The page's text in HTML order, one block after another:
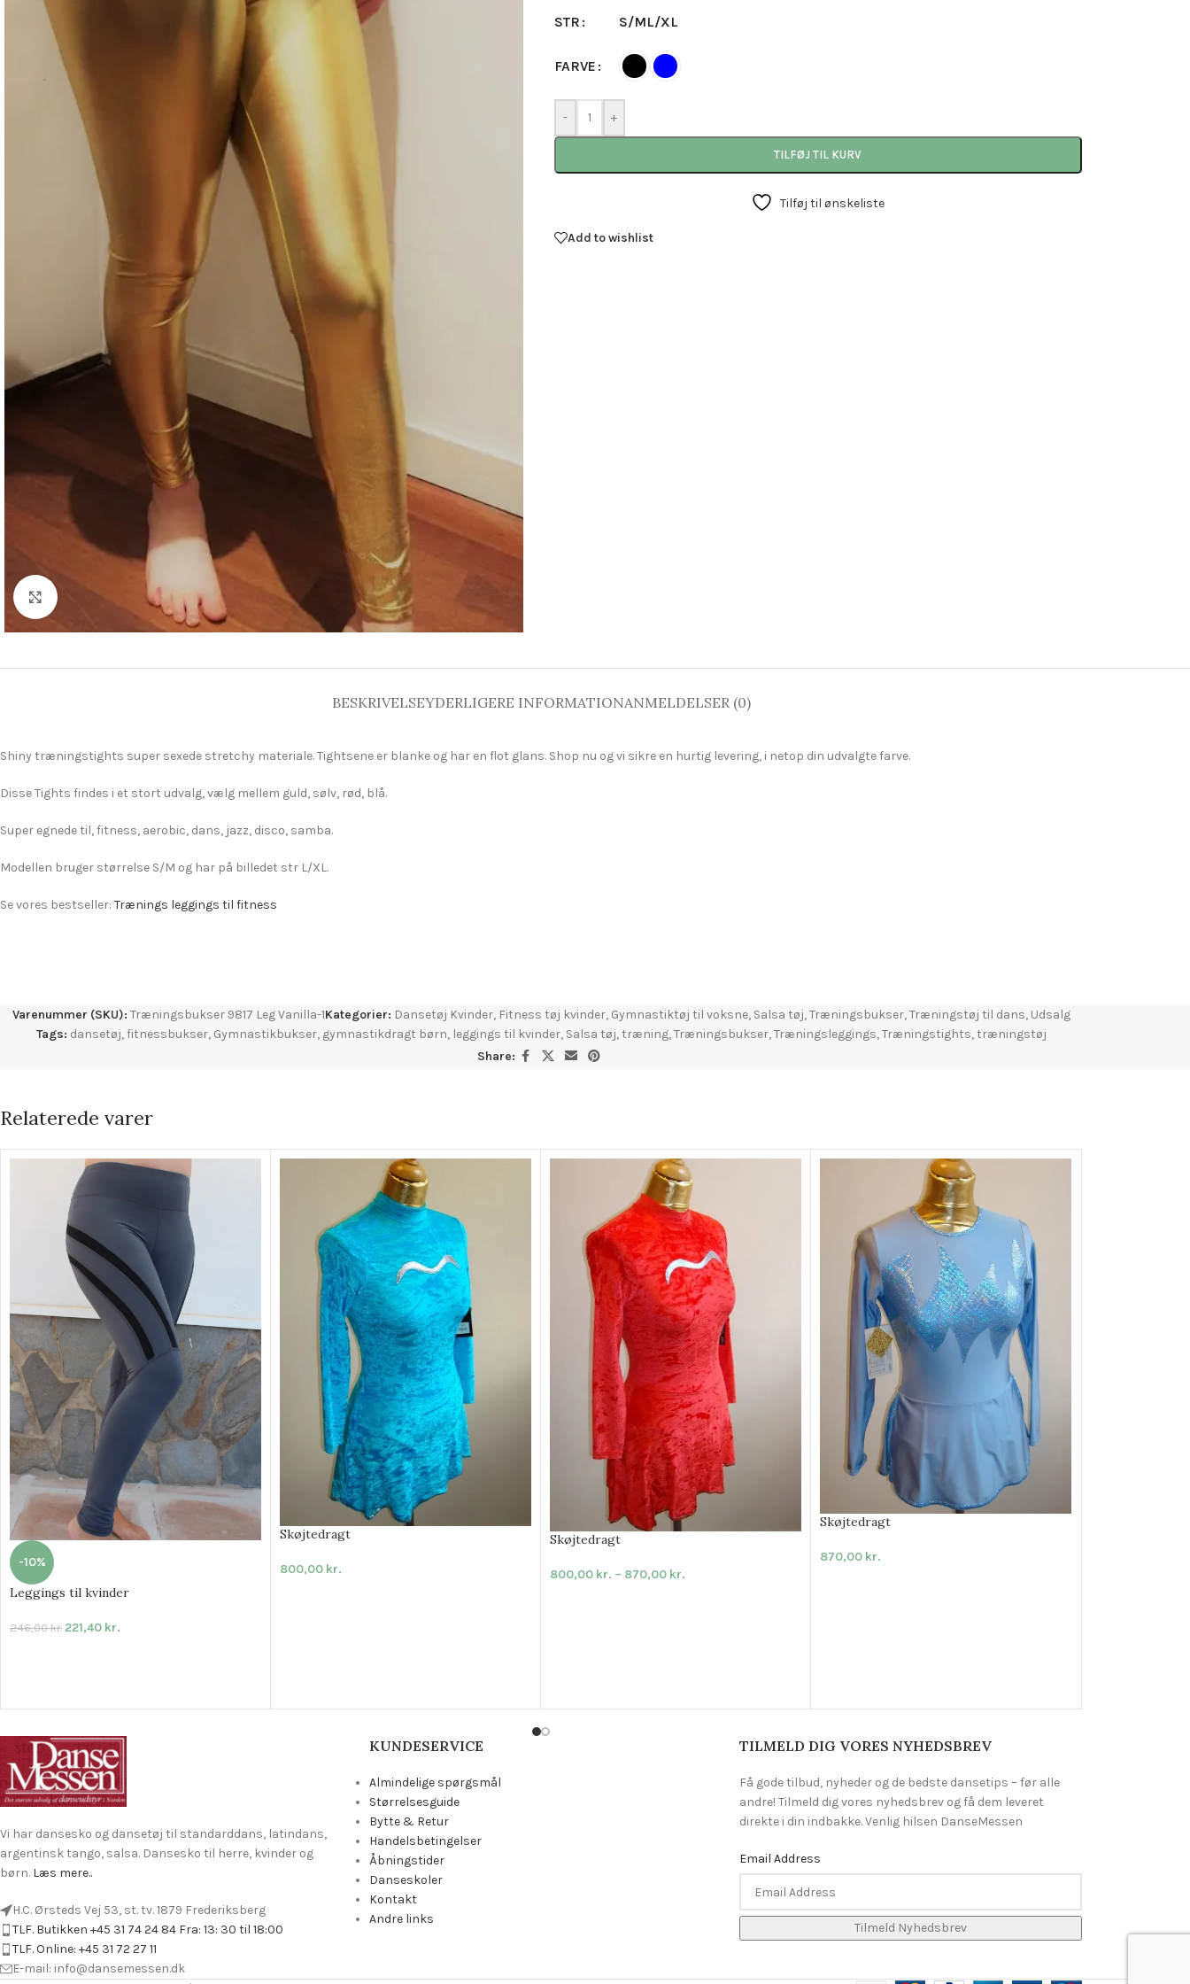
Click to enlarge
STR S/ML/XL
FARVE
- +
TILFØJ TIL KURV
Tilføj til ønskeliste
Add to wishlist
BESKRIVELSEYDERLIGERE INFORMATIONANMELDELSER (0)
Shiny træningstights super sexede stretchy materiale. Tightsene er blanke og har en flot glans. Shop nu og vi sikre en hurtig levering, i netop din udvalgte farve.
Disse Tights findes i et stort udvalg, vælg mellem guld, sølv, rød, blå.
Super egnede til, fitness, aerobic, dans, jazz, disco, samba.
Modellen bruger størrelse S/M og har på billedet str L/XL.
Se vores bestseller: Trænings leggings til fitness
Varenummer (SKU): Træningsbukser 9817 Leg Vanilla-1Kategorier: Dansetøj Kvinder, Fitness tøj kvinder, Gymnastiktøj til voksne, Salsa tøj, Træningsbukser, Træningstøj til dans, Udsalg
Tags: dansetøj, fitnessbukser, Gymnastikbukser, gymnastikdragt børn, leggings til kvinder, Salsa tøj, træning, Træningsbukser, Træningsleggings, Træningstights, træningstøj
Share:
Relaterede varer
-10%
Leggings til kvinder
246,00kr. 221,40 kr.
Skøjtedragt
800,00 kr.
Skøjtedragt
800,00 kr. – 870,00 kr.
Skøjtedragt
870,00 kr.
Vi har dansesko og dansetøj til standarddans, latindans,
argentinsk tango, salsa. Dansesko til herre, kvinder og
børn. Læs mere..
H.C. Ørsteds Vej 53, st. tv. 1879 Frederiksberg
TLF. Butikken +45 31 74 24 84 Fra: 13: 30 til 18:00
TLF. Online: +45 31 72 27 11
E-mail: info@dansemessen.dk
KUNDESERVICE
Almindelige spørgsmål
Størrelsesguide
Bytte & Retur
Handelsbetingelser
Åbningstider
Danseskoler
Kontakt
Andre links
TILMELD DIG VORES NYHEDSBREV
Få gode tilbud, nyheder og de bedste dansetips – før alle
andre! Tilmeld dig vores nyhedsbrev og få dem leveret
direkte i din indbakke. Venlig hilsen DanseMessen
Email Address